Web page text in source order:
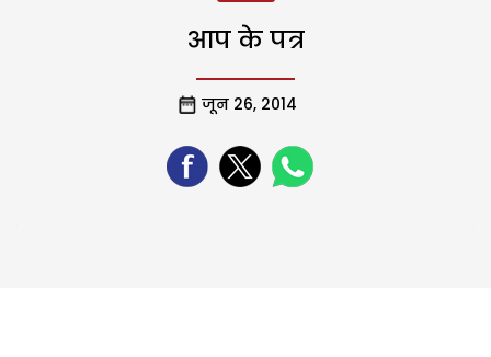
आप के पत्र
जून 26, 2014